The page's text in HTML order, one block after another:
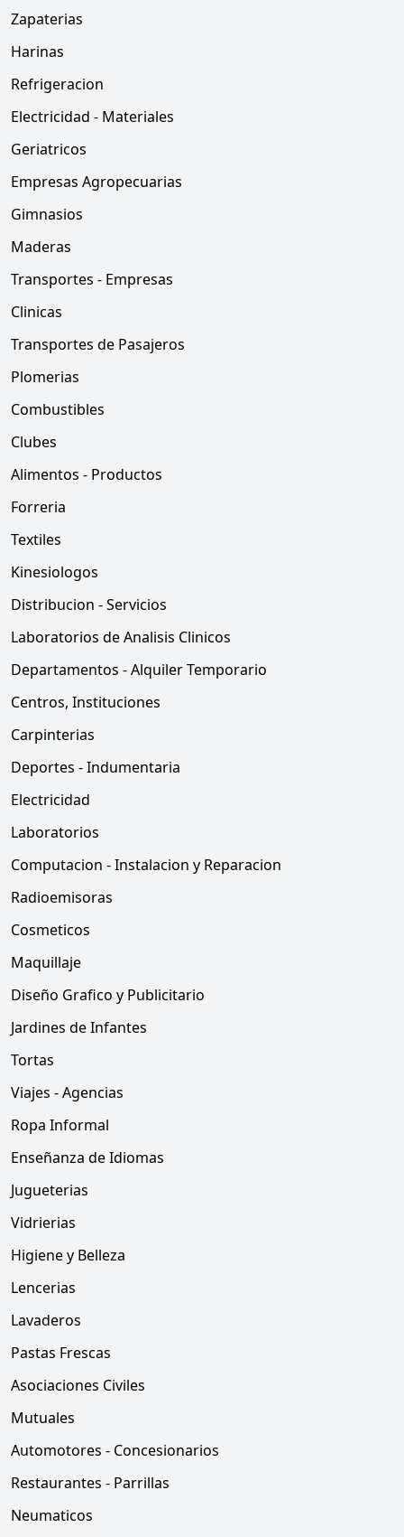
Zapaterias
Harinas
Refrigeracion
Electricidad - Materiales
Geriatricos
Empresas Agropecuarias
Gimnasios
Maderas
Transportes - Empresas
Clinicas
Transportes de Pasajeros
Plomerias
Combustibles
Clubes
Alimentos - Productos
Forreria
Textiles
Kinesiologos
Distribucion - Servicios
Laboratorios de Analisis Clinicos
Departamentos - Alquiler Temporario
Centros, Instituciones
Carpinterias
Deportes - Indumentaria
Electricidad
Laboratorios
Computacion - Instalacion y Reparacion
Radioemisoras
Cosmeticos
Maquillaje
Diseño Grafico y Publicitario
Jardines de Infantes
Tortas
Viajes - Agencias
Ropa Informal
Enseñanza de Idiomas
Jugueterias
Vidrierias
Higiene y Belleza
Lencerias
Lavaderos
Pastas Frescas
Asociaciones Civiles
Mutuales
Automotores - Concesionarios
Restaurantes - Parrillas
Neumaticos